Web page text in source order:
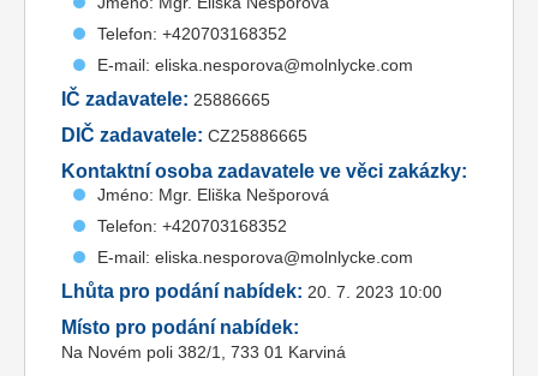
Telefon: +420703168352
E-mail: eliska.nesporova@molnlycke.com
IČ zadavatele: 25886665
DIČ zadavatele: CZ25886665
Kontaktní osoba zadavatele ve věci zakázky:
Jméno: Mgr. Eliška Nešporová
Telefon: +420703168352
E-mail: eliska.nesporova@molnlycke.com
Lhůta pro podání nabídek: 20. 7. 2023 10:00
Místo pro podání nabídek:
Na Novém poli 382/1, 733 01 Karviná